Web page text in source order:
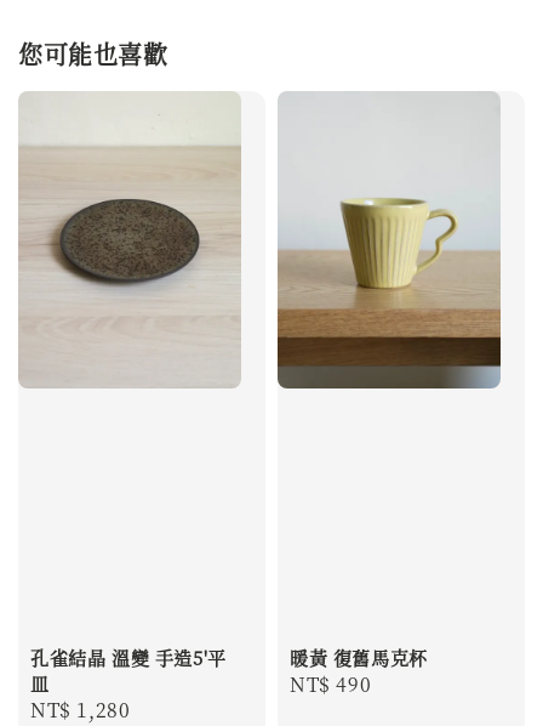
您可能也喜歡
孔雀結晶 溫變 手造5'平
皿
Regular
NT$ 1,280
暖黃 復舊馬克杯
Regular
NT$ 490